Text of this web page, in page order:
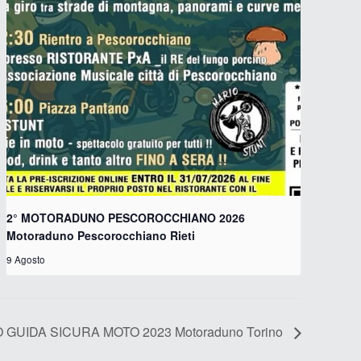
2° MOTORADUNO PESCOROCCHIANO 2026
Motoraduno Pescorocchiano Rieti
9 Agosto
GUIDA SICURA MOTO 2023 Motoraduno Torino